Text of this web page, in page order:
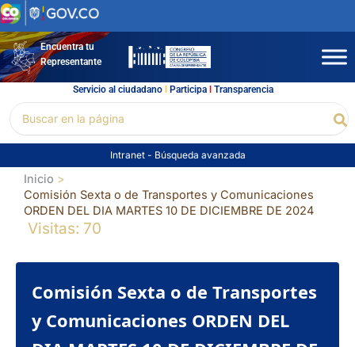
Ir
al
contenidoEncuentra tu
Representante
Servicio al ciudadano l Participal Transparencia
por:
Intranet - Búsqueda avanzada
Inicio
Comisión Sexta o de Transportes y Comunicaciones
ORDEN DEL DIA MARTES 10 DE DICIEMBRE DE 2024
Visitas: 70
Comisión Sexta o de Transportes
y Comunicaciones ORDEN DEL